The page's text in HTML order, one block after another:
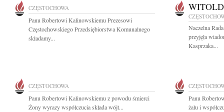
CZĘSTOCHOWA
Panu Robertowi Kalinowskiemu Prezesowi
Częstochowskiego Przedsiębiorstwa Komunalnego
składamy...
Naczelna
przyjęła
Kasprzaka...
CZĘSTOCHOWA
Panu Robertowi Kalinowskiemu z powodu śmierci
Żony wyrazy współczucia składa wójt...
Panu
żalu i